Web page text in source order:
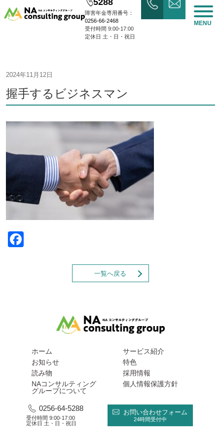
障害年金専用番号：
0256-66-2468
受付時間 9:00-17:00
定休日 土・日・祝日
MENU
2024年11月12日
握手するビジネスマン
一覧へ戻る
ホーム
お知らせ
読み物
NAコンサルティング
グループについて
サービス紹介
特色
採用情報
個人情報保護方針
0256-64-5288
受付時間 9:00-17:00
定休日 土・日・祝日
お問い合わせフォーム
24時間受付中